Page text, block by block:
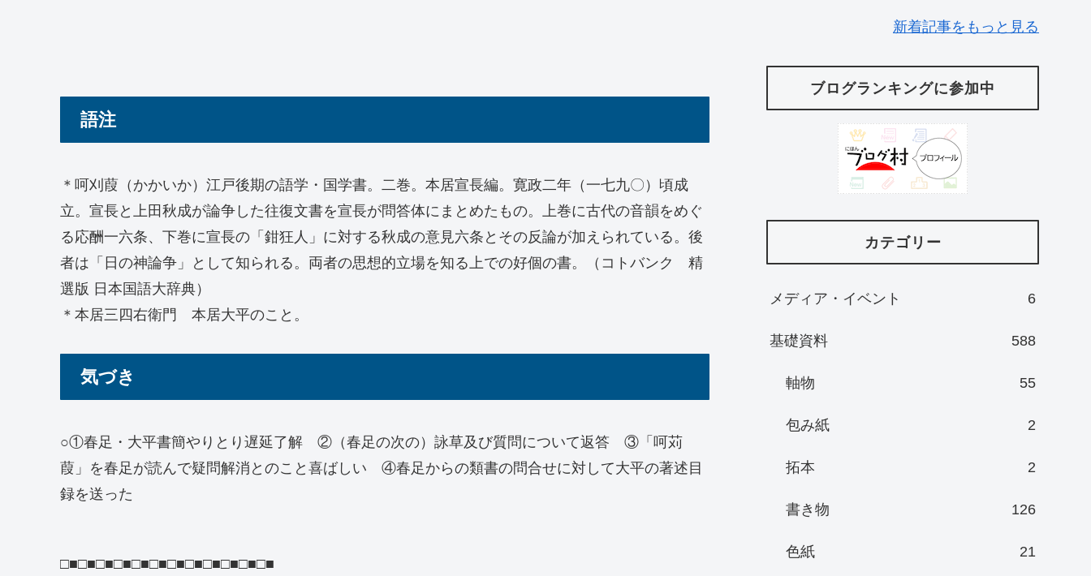
語注
＊呵刈葭（かかいか）江戸後期の語学・国学書。二巻。本居宣長編。寛政二年（一七九〇）頃成
立。宣長と上田秋成が論争した往復文書を宣長が問答体にまとめたもの。上巻に古代の音韻をめぐ
る応酬一六条、下巻に宣長の「鉗狂人」に対する秋成の意見六条とその反論が加えられている。後
者は「日の神論争」として知られる。両者の思想的立場を知る上での好個の書。（コトバンク 精
選版 日本国語大辞典）
＊本居三四右衛門 本居大平のこと。
気づき
○①春足・大平書簡やりとり遅延了解 ②（春足の次の）詠草及び質問について返答 ③「呵苅
葭」を春足が読んで疑問解消とのこと喜ばしい ④春足からの類書の問合せに対して大平の著述目
録を送った
□■□■□■□■□■□■□■□■□■□■□■□■
新着記事をもっと見る
ブログランキングに参加中
カテゴリー
メディア・イベント 6
基礎資料 588
軸物 55
包み紙 2
拓本 2
書き物 126
色紙 21